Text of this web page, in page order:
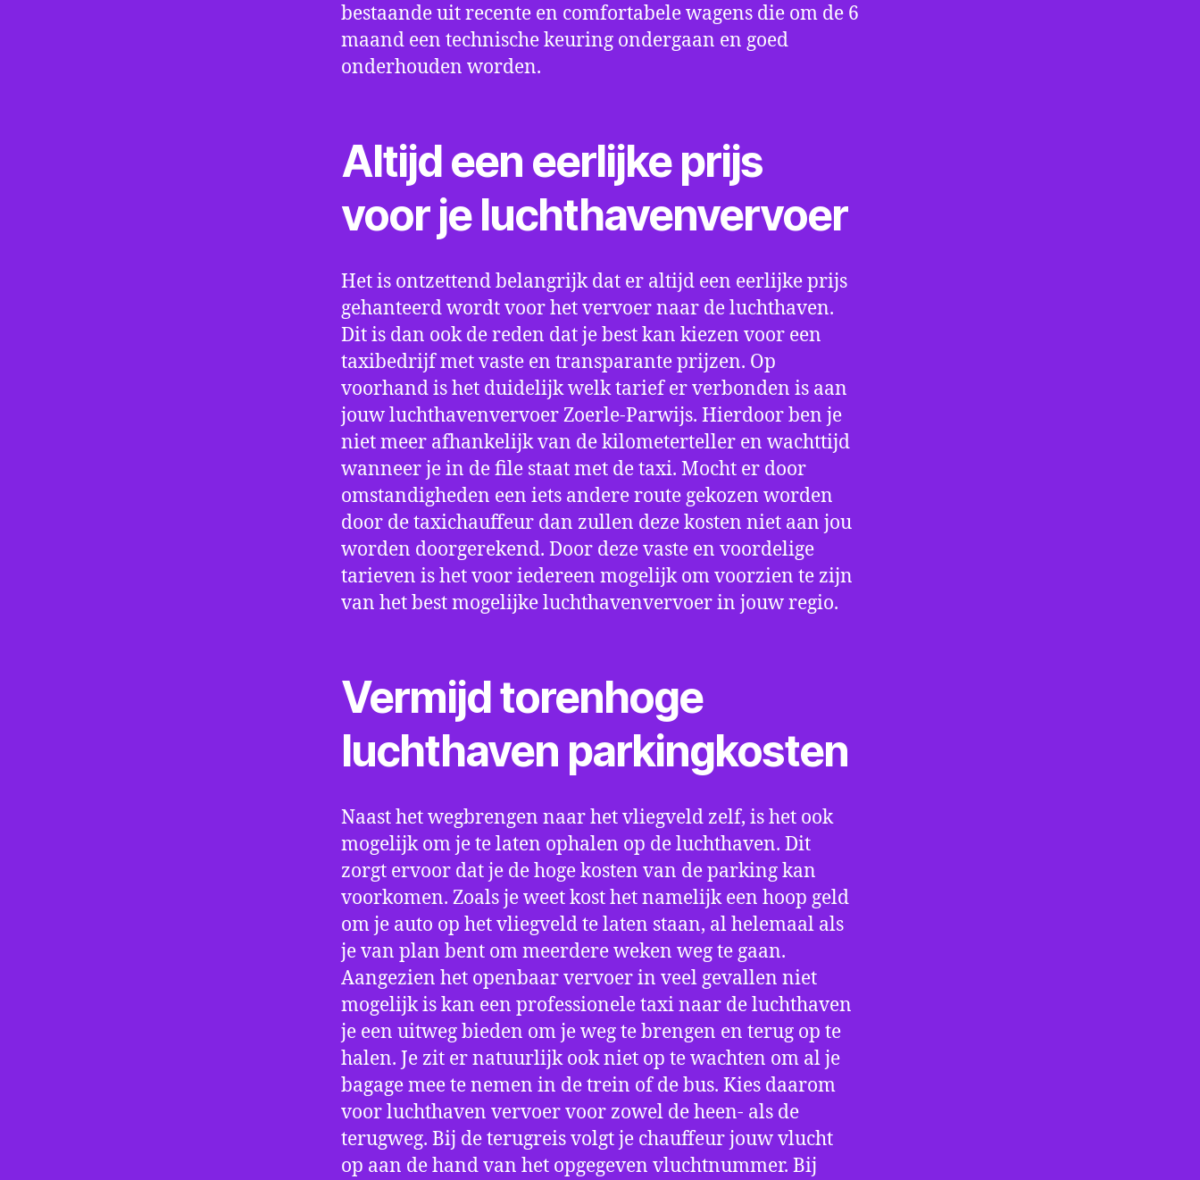
bestaande uit recente en comfortabele wagens die om de 6
maand een technische keuring ondergaan en goed
onderhouden worden.
Altijd een eerlijke prijs
voor je luchthavenvervoer
Het is ontzettend belangrijk dat er altijd een eerlijke prijs
gehanteerd wordt voor het vervoer naar de luchthaven.
Dit is dan ook de reden dat je best kan kiezen voor een
taxibedrijf met vaste en transparante prijzen. Op
voorhand is het duidelijk welk tarief er verbonden is aan
jouw luchthavenvervoer Zoerle-Parwijs. Hierdoor ben je
niet meer afhankelijk van de kilometerteller en wachttijd
wanneer je in de file staat met de taxi. Mocht er door
omstandigheden een iets andere route gekozen worden
door de taxichauffeur dan zullen deze kosten niet aan jou
worden doorgerekend. Door deze vaste en voordelige
tarieven is het voor iedereen mogelijk om voorzien te zijn
van het best mogelijke luchthavenvervoer in jouw regio.
Vermijd torenhoge
luchthaven parkingkosten
Naast het wegbrengen naar het vliegveld zelf, is het ook
mogelijk om je te laten ophalen op de luchthaven. Dit
zorgt ervoor dat je de hoge kosten van de parking kan
voorkomen. Zoals je weet kost het namelijk een hoop geld
om je auto op het vliegveld te laten staan, al helemaal als
je van plan bent om meerdere weken weg te gaan.
Aangezien het openbaar vervoer in veel gevallen niet
mogelijk is kan een professionele taxi naar de luchthaven
je een uitweg bieden om je weg te brengen en terug op te
halen. Je zit er natuurlijk ook niet op te wachten om al je
bagage mee te nemen in de trein of de bus. Kies daarom
voor luchthaven vervoer voor zowel de heen- als de
terugweg. Bij de terugreis volgt je chauffeur jouw vlucht
op aan de hand van het opgegeven vluchtnummer. Bij